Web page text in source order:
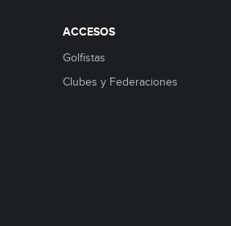
ACCESOS
Golfistas
Clubes y Federaciones